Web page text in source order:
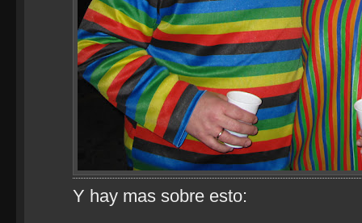
Y hay mas sobre esto: